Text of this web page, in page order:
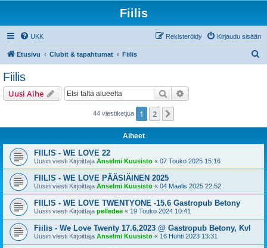
Fiilis
UKK Kirjaudu sisään
Rekisteröidy
Etusivu Clubit & tapahtumat Fiilis
Fiilis
Uusi Aihe Etsi
44 viestiketjua 1 2
Aiheet
FIILIS - WE LOVE 22
Uusin viesti Kirjoittaja Anselmi Kuusisto « 07 Touko 2025 15:16
FIILIS - WE LOVE PÄÄSIÄINEN 2025
Uusin viesti Kirjoittaja Anselmi Kuusisto « 04 Maalis 2025 22:52
FIILIS - WE LOVE TWENTYONE -15.6 Gastropub Betony
Uusin viesti Kirjoittaja pelledee « 19 Touko 2024 10:41
Fiilis - We Love Twenty 17.6.2023 @ Gastropub Betony, Kvl
Uusin viesti Kirjoittaja Anselmi Kuusisto « 16 Huhti 2023 13:31